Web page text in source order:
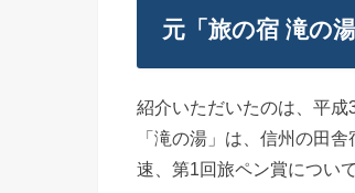
元「旅の宿 滝の
紹介いただいたのは、平成
「滝の湯」は、信州の田
速、第1回旅ペン賞につい